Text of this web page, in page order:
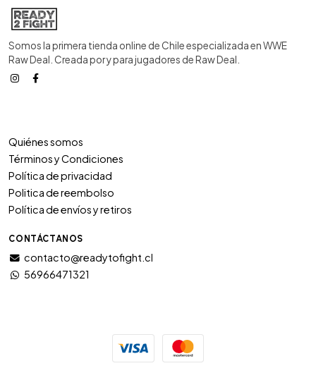
Somos la primera tienda online de Chile especializada en WWE
Raw Deal. Creada por y para jugadores de Raw Deal.
Quiénes somos
Términos y Condiciones
Política de privacidad
Politica de reembolso
Política de envíos y retiros
CONTÁCTANOS
contacto@readytofight.cl
56966471321